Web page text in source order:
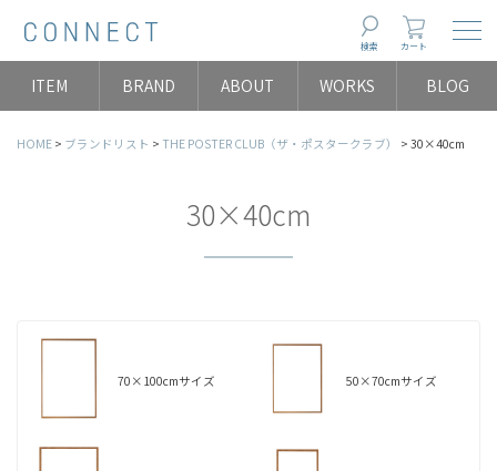
検索 カート
ITEM BRAND ABOUT WORKS BLOG
HOME ブランドリスト THE POSTER CLUB（ザ・ポスタークラブ） 30×40cm
30×40cm
70×100cmサイズ 50×70cmサイズ